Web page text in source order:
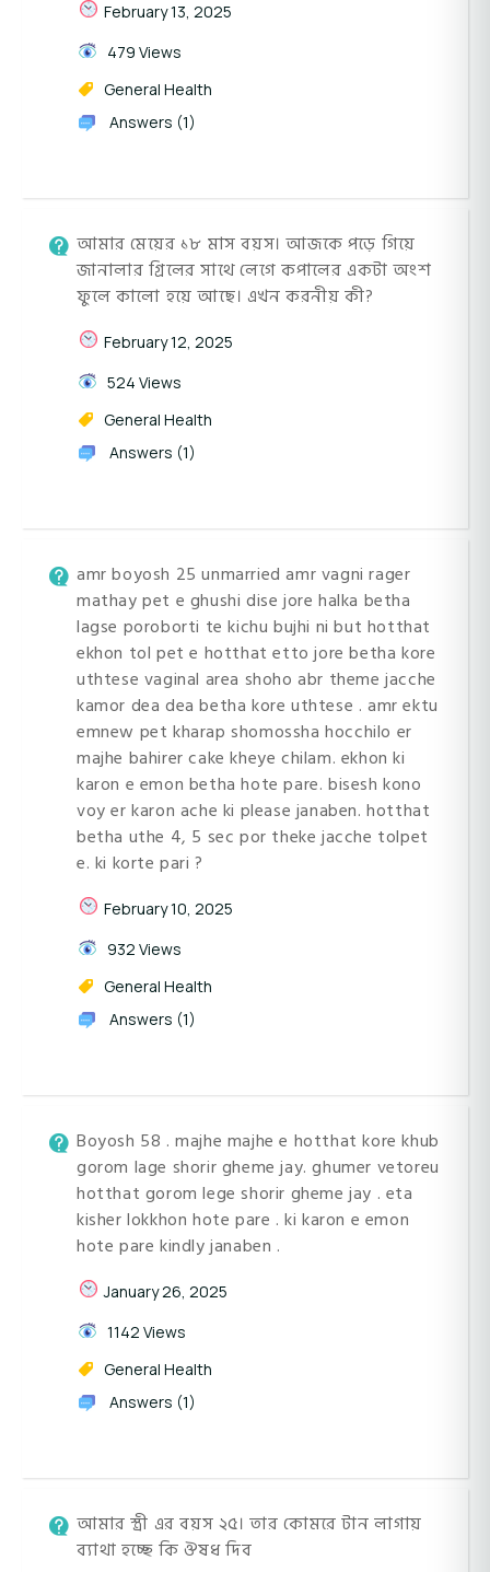
February 13, 2025
479 Views
General Health
Answers (1)
আমার মেয়ের ১৮ মাস বয়স। আজকে পড়ে গিয়ে
জানালার গ্রিলের সাথে লেগে কপালের একটা অংশ
ফুলে কালো হয়ে আছে। এখন করনীয় কী?
February 12, 2025
524 Views
General Health
Answers (1)
amr boyosh 25 unmarried amr vagni rager
mathay pet e ghushi dise jore halka betha
lagse poroborti te kichu bujhi ni but hotthat
ekhon tol pet e hotthat etto jore betha kore
uthtese vaginal area shoho abr theme jacche
kamor dea dea betha kore uthtese . amr ektu
emnew pet kharap shomossha hocchilo er
majhe bahirer cake kheye chilam. ekhon ki
karon e emon betha hote pare. bisesh kono
voy er karon ache ki please janaben. hotthat
betha uthe 4, 5 sec por theke jacche tolpet
e. ki korte pari ?
February 10, 2025
932 Views
General Health
Answers (1)
Boyosh 58 . majhe majhe e hotthat kore khub
gorom lage shorir gheme jay. ghumer vetoreu
hotthat gorom lege shorir gheme jay . eta
kisher lokkhon hote pare . ki karon e emon
hote pare kindly janaben .
January 26, 2025
1142 Views
General Health
Answers (1)
আমার স্ত্রী এর বয়স ২৫। তার কোমরে টান লাগায়
ব্যাথা হচ্ছে কি ঔষধ দিব